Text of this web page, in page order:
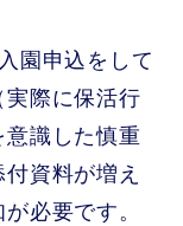
園申込をして
際に保活行
識した慎重
資料が増え
必要です。